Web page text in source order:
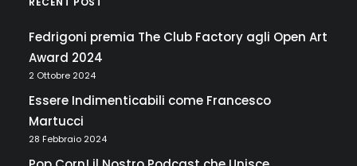
Fedrigoni premia The Club Factory agli Open Art
Award 2024
2 Ottobre 2024
Essere Indimenticabili come Francesco
Martucci
28 Febbraio 2024